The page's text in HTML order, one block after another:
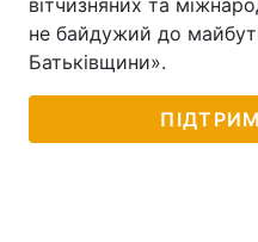
вітчизняних та
не байдужий до
Батьківщини».